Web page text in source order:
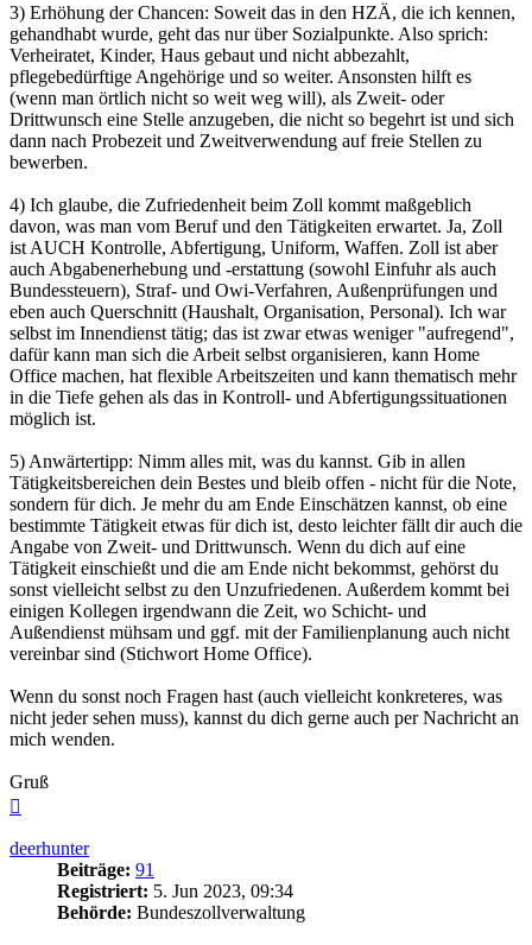
3) Erhöhung der Chancen: Soweit das in den HZÄ, die ich kennen,
gehandhabt wurde, geht das nur über Sozialpunkte. Also sprich:
Verheiratet, Kinder, Haus gebaut und nicht abbezahlt,
pflegebedürftige Angehörige und so weiter. Ansonsten hilft es
(wenn man örtlich nicht so weit weg will), als Zweit- oder
Drittwunsch eine Stelle anzugeben, die nicht so begehrt ist und sich
dann nach Probezeit und Zweitverwendung auf freie Stellen zu
bewerben.
4) Ich glaube, die Zufriedenheit beim Zoll kommt maßgeblich
davon, was man vom Beruf und den Tätigkeiten erwartet. Ja, Zoll
ist AUCH Kontrolle, Abfertigung, Uniform, Waffen. Zoll ist aber
auch Abgabenerhebung und -erstattung (sowohl Einfuhr als auch
Bundessteuern), Straf- und Owi-Verfahren, Außenprüfungen und
eben auch Querschnitt (Haushalt, Organisation, Personal). Ich war
selbst im Innendienst tätig; das ist zwar etwas weniger "aufregend",
dafür kann man sich die Arbeit selbst organisieren, kann Home
Office machen, hat flexible Arbeitszeiten und kann thematisch mehr
in die Tiefe gehen als das in Kontroll- und Abfertigungssituationen
möglich ist.
5) Anwärtertipp: Nimm alles mit, was du kannst. Gib in allen
Tätigkeitsbereichen dein Bestes und bleib offen - nicht für die Note,
sondern für dich. Je mehr du am Ende Einschätzen kannst, ob eine
bestimmte Tätigkeit etwas für dich ist, desto leichter fällt dir auch die
Angabe von Zweit- und Drittwunsch. Wenn du dich auf eine
Tätigkeit einschießt und die am Ende nicht bekommst, gehörst du
sonst vielleicht selbst zu den Unzufriedenen. Außerdem kommt bei
einigen Kollegen irgendwann die Zeit, wo Schicht- und
Außendienst mühsam und ggf. mit der Familienplanung auch nicht
vereinbar sind (Stichwort Home Office).
Wenn du sonst noch Fragen hast (auch vielleicht konkreteres, was
nicht jeder sehen muss), kannst du dich gerne auch per Nachricht an
mich wenden.
Gruß
deerhunter
Beiträge: 91
Registriert: 5. Jun 2023, 09:34
Behörde: Bundeszollverwaltung